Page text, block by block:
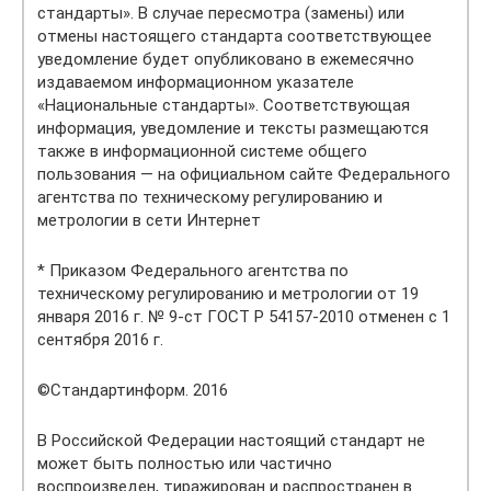
стандарты». В случае пересмотра (замены) или
отмены настоящего стандарта соответствующее
уведомление будет опубликовано в ежемесячно
издаваемом информационном указателе
«Национальные стандарты». Соответствующая
информация, уведомление и тексты размещаются
также в информационной системе общего
пользования — на официальном сайте Федерального
агентства по техническому регулированию и
метрологии в сети Интернет
* Приказом Федерального агентства по
техническому регулированию и метрологии от 19
января 2016 г. № 9-ст ГОСТ Р 54157-2010 отменен с 1
сентября 2016 г.
©Стандартинформ. 2016
В Российской Федерации настоящий стандарт не
может быть полностью или частично
воспроизведен, тиражирован и распространен в